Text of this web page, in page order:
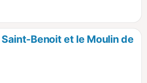
Benoit et le Moulin de